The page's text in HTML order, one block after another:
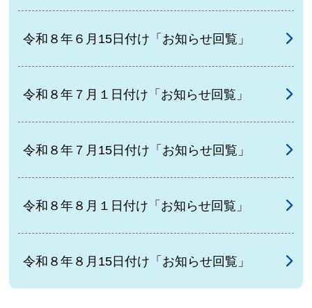
令和８年６月15日付け「お知らせ回覧」
令和８年７月１日付け「お知らせ回覧」
令和８年７月15日付け「お知らせ回覧」
令和８年８月１日付け「お知らせ回覧」
令和８年８月15日付け「お知らせ回覧」